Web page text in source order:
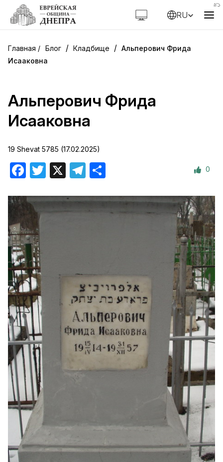
RU
Блог / Кладбище / Альперович Фрида
Исааковна
Альперович Фрида
Исааковна
19 Shevat 5785 (17.02.2025)
Facebook
Twitter Telegram 0